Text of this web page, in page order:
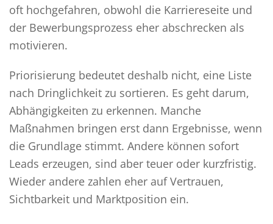
oft hochgefahren, obwohl die Karriereseite und
der Bewerbungsprozess eher abschrecken als
motivieren.
Priorisierung bedeutet deshalb nicht, eine Liste
nach Dringlichkeit zu sortieren. Es geht darum,
Abhängigkeiten zu erkennen. Manche
Maßnahmen bringen erst dann Ergebnisse, wenn
die Grundlage stimmt. Andere können sofort
Leads erzeugen, sind aber teuer oder kurzfristig.
Wieder andere zahlen eher auf Vertrauen,
Sichtbarkeit und Marktposition ein.